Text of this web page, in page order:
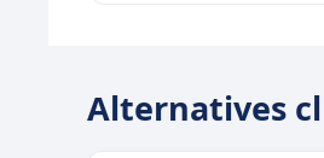
Alternatives